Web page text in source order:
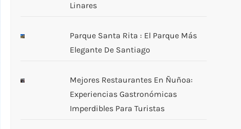
Linares
Parque Santa Rita : El Parque Más
Elegante De Santiago
Mejores Restaurantes En Ñuñoa:
Experiencias Gastronómicas
Imperdibles Para Turistas